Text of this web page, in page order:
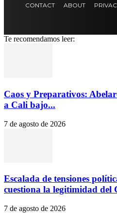
CONTACT ABOUT
Te recomendamos leer:
Caos y Preparativos:
a Cali bajo...
7 de agosto de 2026
Escalada de tensiones
cuestiona la legitimidad del
7 de agosto de 2026